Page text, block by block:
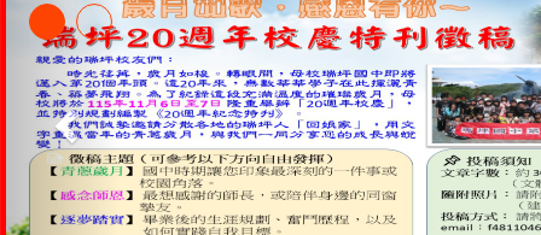
「本色祭」8/29、30在
場熱烈登場!
8/21下午1時於龍潭區